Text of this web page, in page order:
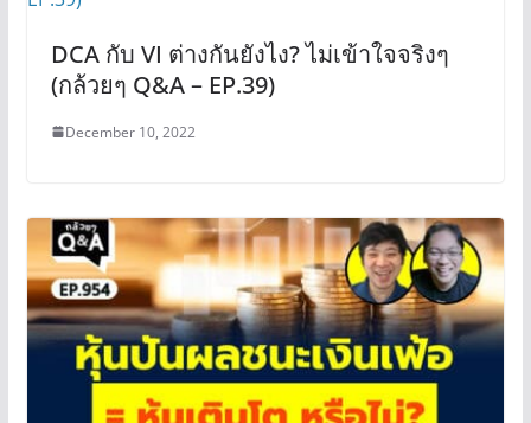
DCA กับ VI ต่างกันยังไง? ไม่เข้าใจจริงๆ
(กล้วยๆ Q&A – EP.39)
December 10, 2022